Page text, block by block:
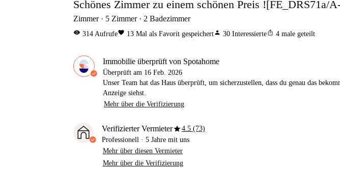
Schönes Zimmer zu einem schönen Preis ![FE_DRS71a/
Zimmer 5 Zimmer 2 Badezimmer
visibility 314 Aufrufefavorite 13 Mal als Favorit gespeichertperson 30 Interessierteios_share 4 male geteilt
Immobilie überprüft von Spotahome
Überprüft am 16 Feb. 2026
Unser Team hat das Haus überprüft, um sicherzustellen, dass du genau das
Anzeige siehst.
Mehr über die Verifizierung
Verifizierter Vermieterstar4.5 (73)
Professionell · 5 Jahre mit uns
Mehr über diesen Vermieter
Mehr über die Verifizierung